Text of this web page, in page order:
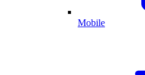
Mobile